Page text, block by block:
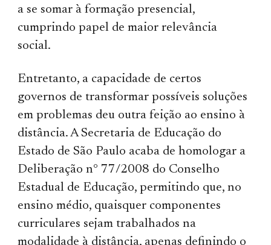
a se somar à formação presencial,
cumprindo papel de maior relevância
social.
Entretanto, a capacidade de certos
governos de transformar possíveis soluções
em problemas deu outra feição ao ensino à
distância. A Secretaria de Educação do
Estado de São Paulo acaba de homologar a
Deliberação n° 77/2008 do Conselho
Estadual de Educação, permitindo que, no
ensino médio, quaisquer componentes
curriculares sejam trabalhados na
modalidade à distância, apenas definindo o